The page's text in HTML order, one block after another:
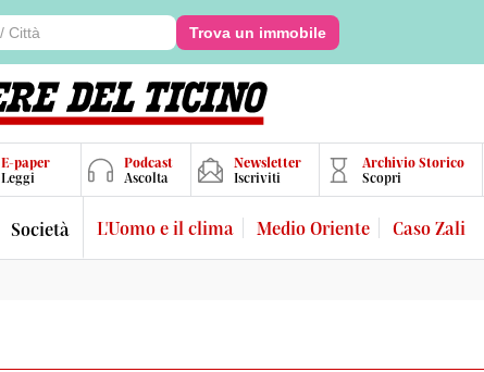
Trova un immobile
E-paper
Leggi
Podcast
Ascolta
Newsletter
Iscriviti
Archivio Storico
Scopri
Società L'Uomo e il clima Medio Oriente Caso Zali